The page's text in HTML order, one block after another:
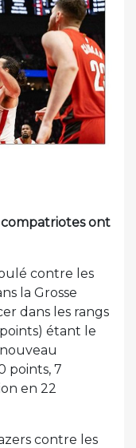
ont
contre les
la Grosse
dans les rangs
étant le
points, 7
en 22
contre les